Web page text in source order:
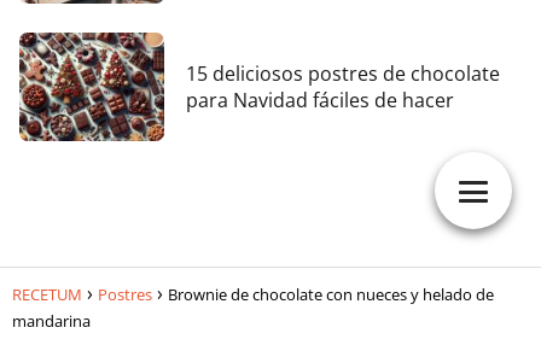
15 deliciosos postres de chocolate
para Navidad fáciles de hacer
RECETUM Postres
Brownie de chocolate con nueces y helado de
mandarina